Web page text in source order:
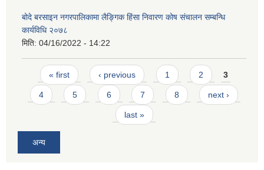
बोदे बरसाइन नगरपालिकामा लैङ्गिक हिंसा निवारण कोष संचालन सम्बन्धि
कार्यविधि २०७८
मिति: 04/16/2022 - 14:22
Pages
« first ‹ previous 1 2 3
4 5 6 7 8 next ›
last »
अन्य